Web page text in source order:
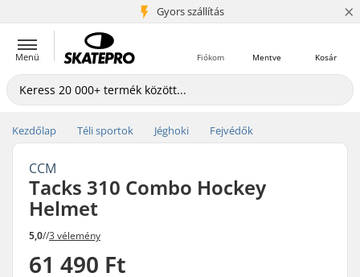
Gyors szállítás
5+ millió ügyfél ×
Menü Kosár
Mentve
Fiókom
Kezdőlap Téli sportok Jéghoki Fejvédők
CCM
Tacks 310 Combo Hockey
Helmet
5,0//3 vélemény
61 490 Ft